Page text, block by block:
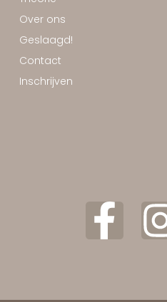
Over ons
Geslaagd!
Contact
Inschrijven